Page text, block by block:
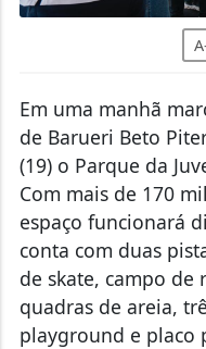
Em uma manhã
de Barueri Beto
(19) o Parque da
Com mais de 170
espaço funcionará
conta com duas
de skate, campo
quadras de areia,
playground e placo